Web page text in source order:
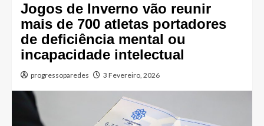
Jogos de Inverno vão reunir
mais de 700 atletas portadores
de deficiência mental ou
incapacidade intelectual
progressoparedes 3 Fevereiro, 2026